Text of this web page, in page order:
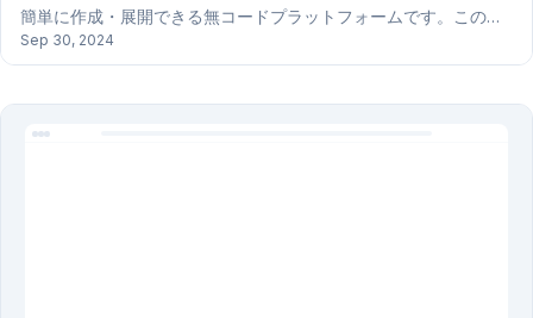
簡単に作成・展開できる無コードプラットフォームです。このツ
ールは、個別対応や24時間365日サポートを提供し、効率的な営
トフォームで使用可能です。さらに、ユーザーのニーズに合わせ
た迅速な導入が可能で、ビジネスの成長をサポートします。
Sep 30, 2024